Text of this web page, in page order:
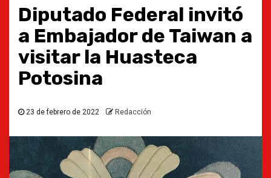
Diputado Federal invitó
a Embajador de Taiwan a
visitar la Huasteca
Potosina
23 de febrero de 2022 Redacción